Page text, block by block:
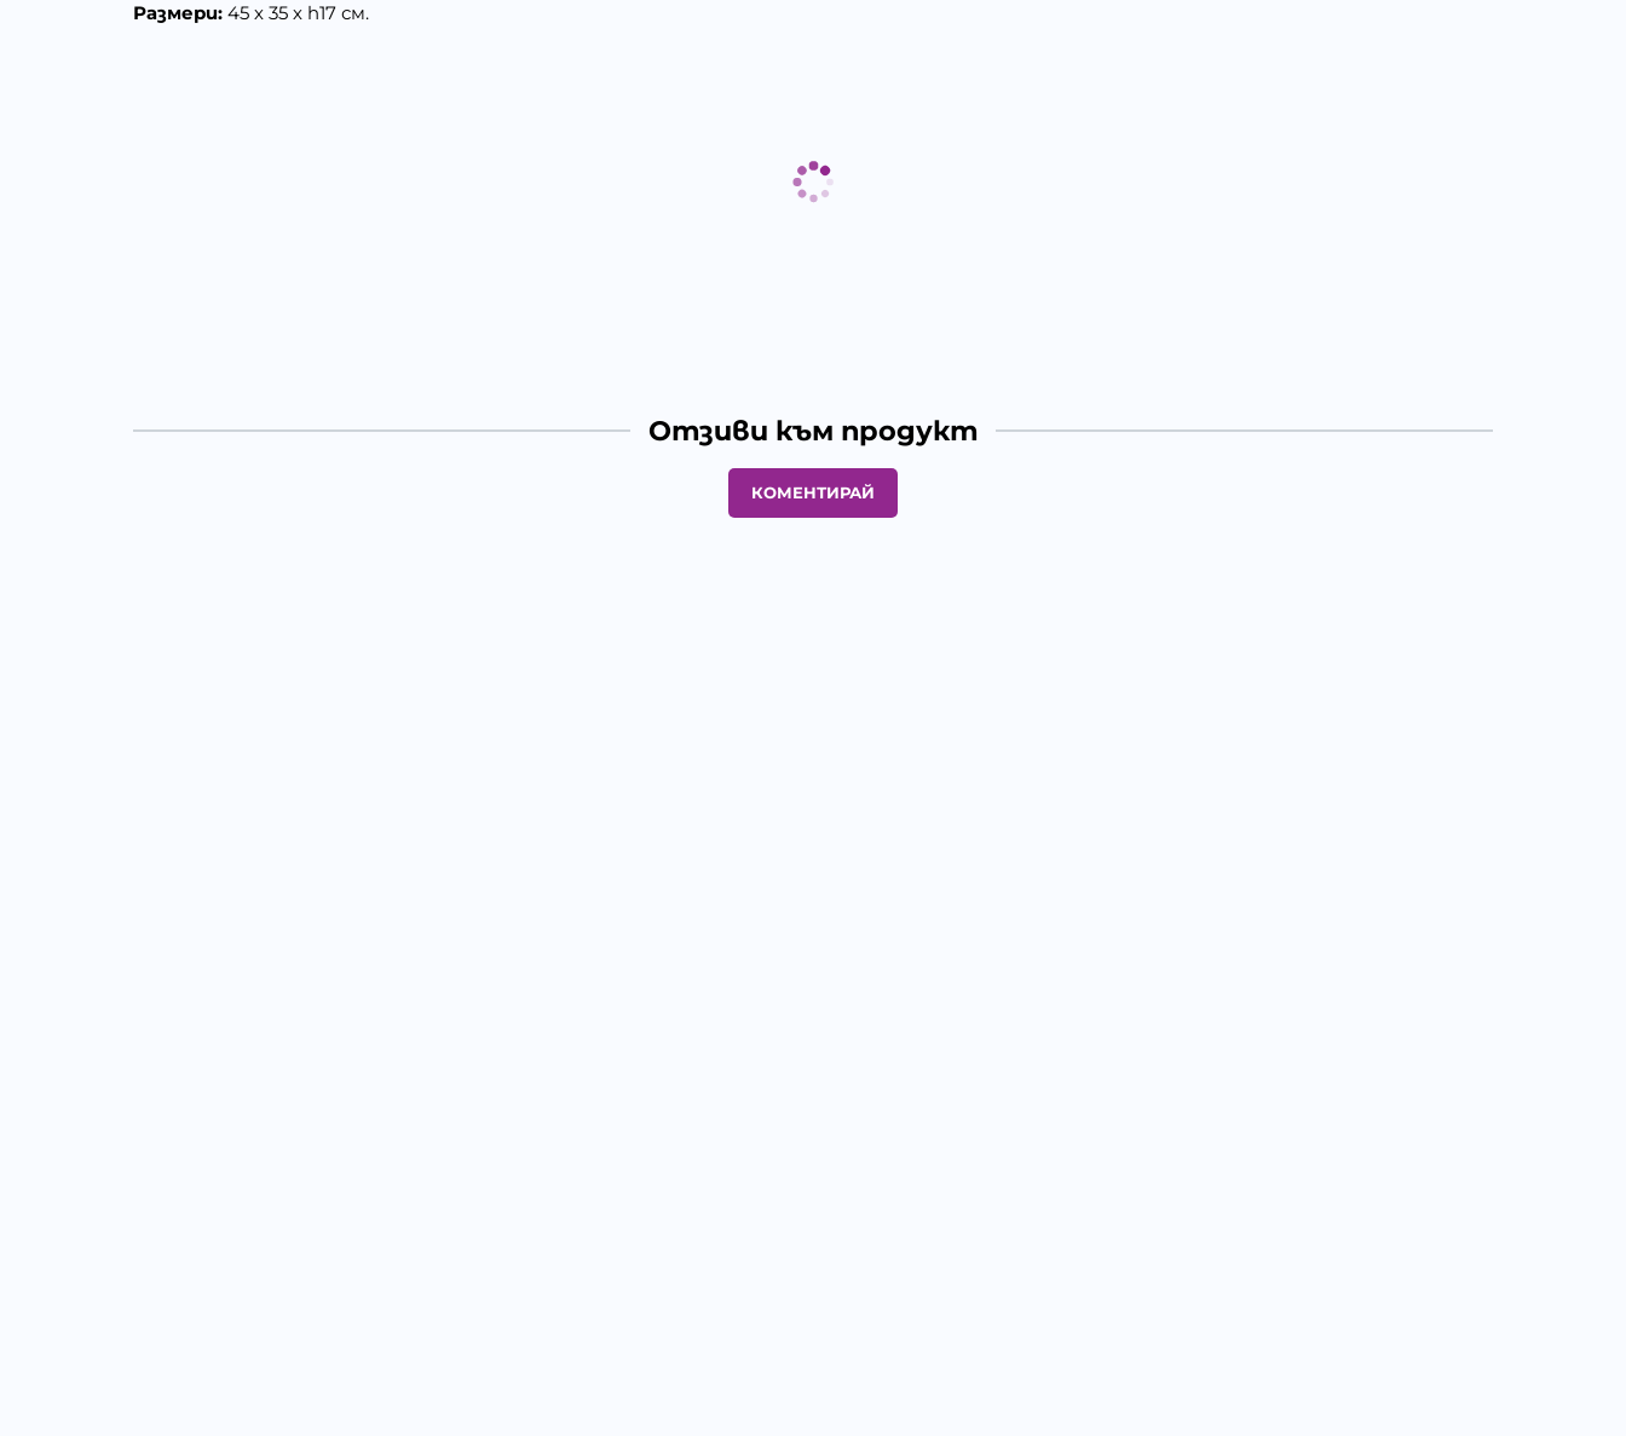
Размери: 45 х 35 х h17 см.
Отзиви към продукт
КОМЕНТИРАЙ